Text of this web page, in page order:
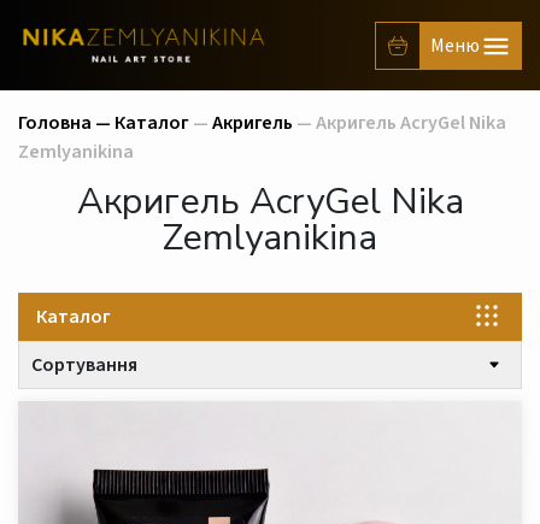
Головна — Каталог—Акригель — Акригель AcryGel Nika
Zemlyanikina
Акригель AcryGel Nika
Zemlyanikina
Каталог
Сортування